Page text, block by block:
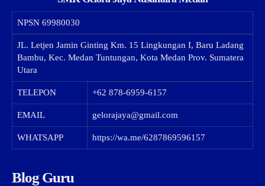
NPSN 69980030
JL. Letjen Jamin Ginting Km. 15 Lingkungan I, Baru Ladang
Bambu, Kec. Medan Tuntungan, Kota Medan Prov. Sumatera
Utara
TELEPON +62 878-6959-6157
EMAIL gelorajaya@gmail.com
WHATSAPP https://wa.me/6287869596157
Blog Guru